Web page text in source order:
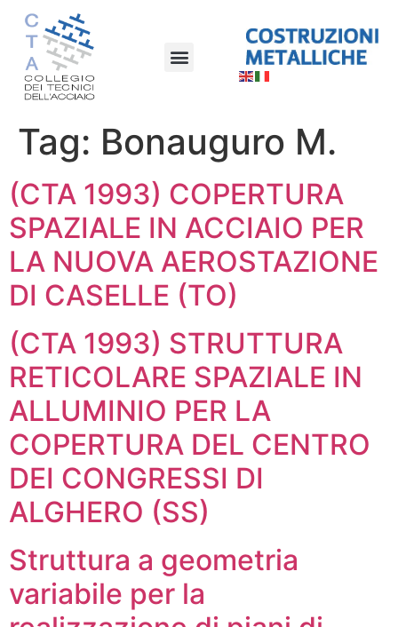
Tag: Bonauguro M.
(CTA 1993) COPERTURA
SPAZIALE IN ACCIAIO PER
LA NUOVA AEROSTAZIONE
DI CASELLE (TO)
(CTA 1993) STRUTTURA
RETICOLARE SPAZIALE IN
ALLUMINIO PER LA
COPERTURA DEL CENTRO
DEI CONGRESSI DI
ALGHERO (SS)
Struttura a geometria
variabile per la